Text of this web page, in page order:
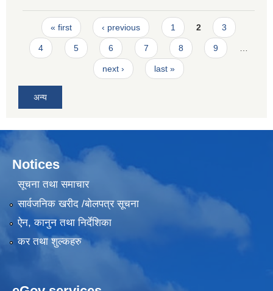
Pages
« first ‹ previous 1 2 3
4 5 6 7 8 9 …
next › last »
अन्य
Notices
सूचना तथा समाचार
सार्वजनिक खरीद /बोलपत्र सूचना
ऐन, कानुन तथा निर्देशिका
कर तथा शुल्कहरु